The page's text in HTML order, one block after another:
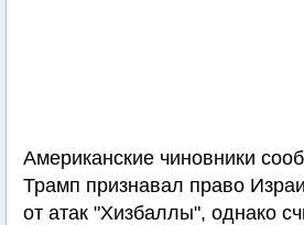
Американские чиновники
Трамп признавал право
от атак "Хизбаллы", однако